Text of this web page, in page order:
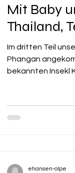
Mit Baby
Thailand,
Im dritten Teil
Phangan
bekannten Insekl
erreichen oder
Es gibt dort drei
ehansen-olpe